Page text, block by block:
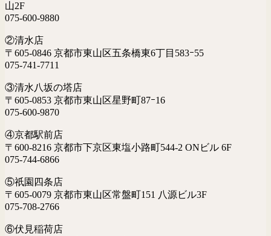
山2F
075-600-9880
②清水店
〒605-0846 京都市東山区五条橋東6丁目583ｰ55
075-741-7711
③清水八坂の塔店
〒605-0853 京都市東山区星野町87ｰ16
075-600-9870
④京都駅前店
〒600-8216 京都市下京区東塩小路町544-2 ONビル 6F
075-744-6866
⑤祇園四条店
〒605-0079 京都市東山区常盤町151 八源ビル3F
075-708-2766
⑥伏見稲荷店